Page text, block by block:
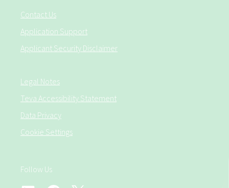
Contact Us
Application Support
Applicant Security Disclaimer
Legal Notes
Teva Accessibility Statement
Data Privacy
Cookie Settings
Follow Us